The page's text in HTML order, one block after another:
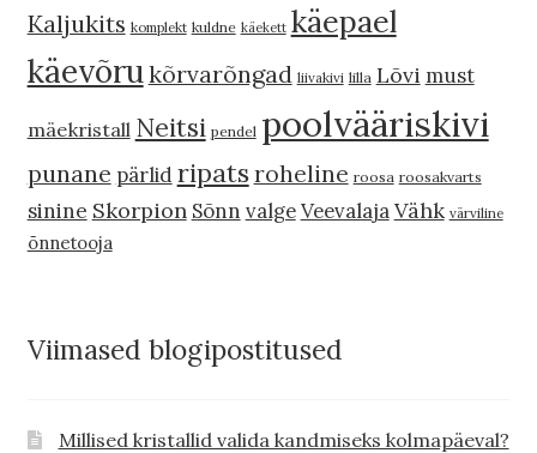
Kaljukits komplekt kuldne käekett käepael
käevõru kõrvarõngad liivakivi lilla Lõvi must
mäekristall Neitsi pendel poolvääriskivi
punane pärlid ripatsroheline roosa roosakvarts
sinine Skorpion Sõnn valgeVeevalajaVähk värviline
õnnetooja
Viimased blogipostitused
Millised kristallid valida kandmiseks kolmapäeval?